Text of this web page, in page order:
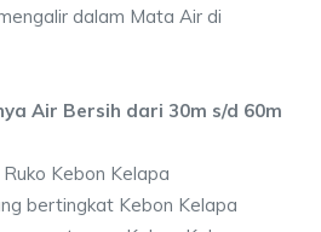
dalam Mata Air di
Air Bersih dari 30m s/d 60m
Kebon Kelapa
bertingkat Kebon Kelapa